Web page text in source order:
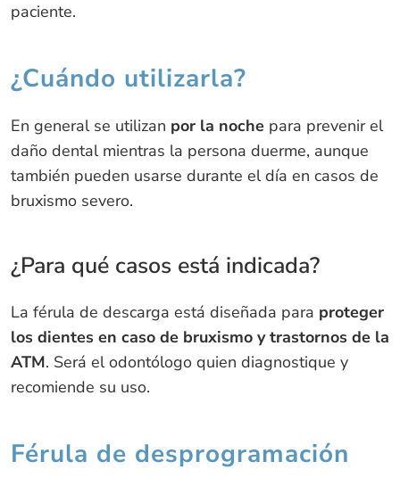
paciente.
¿Cuándo utilizarla?
En general se utilizan por la nochepara prevenir el
daño dental mientras la persona duerme, aunque
también pueden usarse durante el día en casos de
bruxismo severo.
¿Para qué casos está indicada?
La férula de descarga está diseñada para proteger
los dientes en caso de bruxismo y trastornos de la
ATM. Será el odontólogo quien diagnostique y
recomiende su uso.
Férula de desprogramación